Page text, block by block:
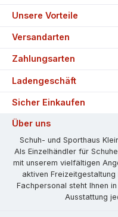
Unsere Vorteile
Versandarten
Zahlungsarten
Ladengeschäft
Sicher Einkaufen
Über uns
Schuh- und Sporthaus
Als Einzelhändler für
mit unserem vielfältigen
aktiven
Fachpersonal steht Ihnen
Ausstattung